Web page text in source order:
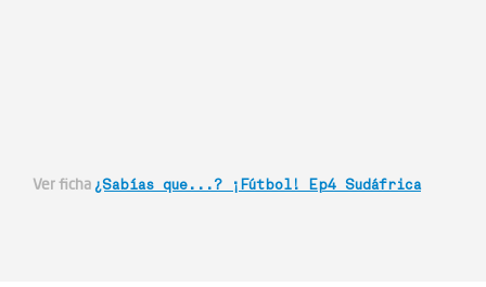
Ver ficha ¿Sabías que...? ¡Fútbol! Ep4 Sudáfrica